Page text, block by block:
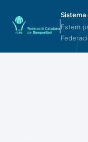
Estem